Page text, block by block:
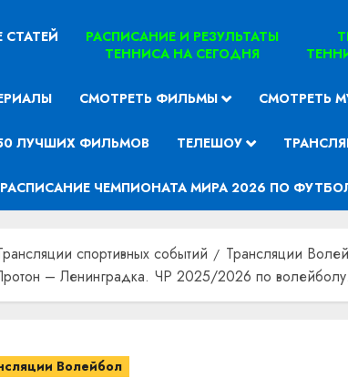
СТАТЕЙ
РАСПИСАНИЕ И РЕЗУЛЬТАТЫ
ТЕННИСА НА СЕГОДНЯ
СМОТРЕТЬ ФИЛЬМЫ СМОТРЕТЬ
ЛУЧШИХ ФИЛЬМОВ ТЕЛЕШОУ
РАСПИСАНИЕ ЧЕМПИОНАТА МИРА 2026 ПО
спортивных событий
Трансляции
– Ленинградка. ЧР 2025/2026 по
Волейбол